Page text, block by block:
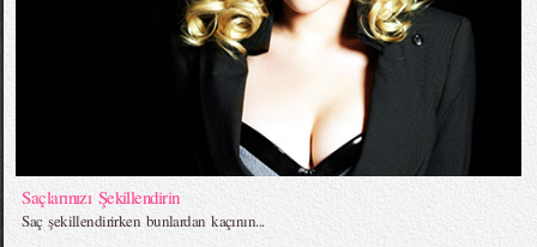
Saçlarınızı Şekillendirin
Saç şekillendirirken bunlardan kaçının...